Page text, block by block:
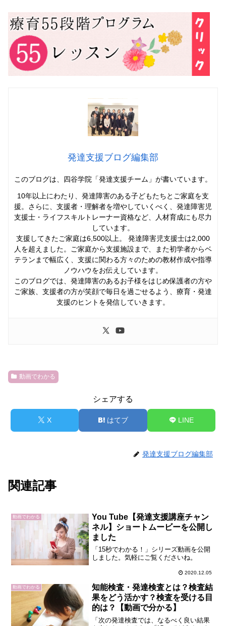
発達支援ブログ編集部
このブログは、四谷学院「発達支援チーム」 が書いています。
10年以上にわたり、発達障害のある子どもたちとご家庭を支
援。さらに、支援者・理解者を増やしていくべく、発達障害児
支援士・ライフスキルトレーナー資格など、人材育成にも尽力
しています。
支援してきたご家庭は6,500以上。 発達障害児支援士は2,000
人を超えました。ご家庭から支援施設まで、また初学者からベ
テランまで幅広く、支援に関わる方々のための教材作成や指導
ノウハウをお伝えしています。
このブログでは、発達障害のあるお子様をはじめ保護者の方や
ご家族、支援者の方が笑顔で毎日を過ごせるよう、療育・発達
支援のヒントを発信していきます。
動画でわかる
シェアする
X はてブ LINE
発達支援ブログ編集部
関連記事
動画でわかる
You Tube【発達支援講座チャン
ネル】ショートムービーを公開し
ました
「15秒でわかる！」シリーズ動画を公開
しました。気軽にご覧くださいね。
2020.12.05
動画でわかる
知能検査・発達検査とは？検査結
果をどう活かす？検査を受ける目
的は？【動画で分かる】
「次の発達検査では、なるべく良い結果